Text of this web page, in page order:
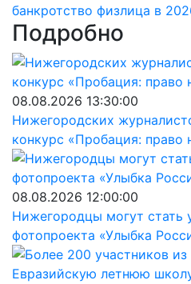
банкротство физлица в
Подробно
08.08.2026 13:30:00
Нижегородских
конкурс «Пробация: право
08.08.2026 12:00:00
Нижегородцы могут стать
фотопроекта «Улыбка